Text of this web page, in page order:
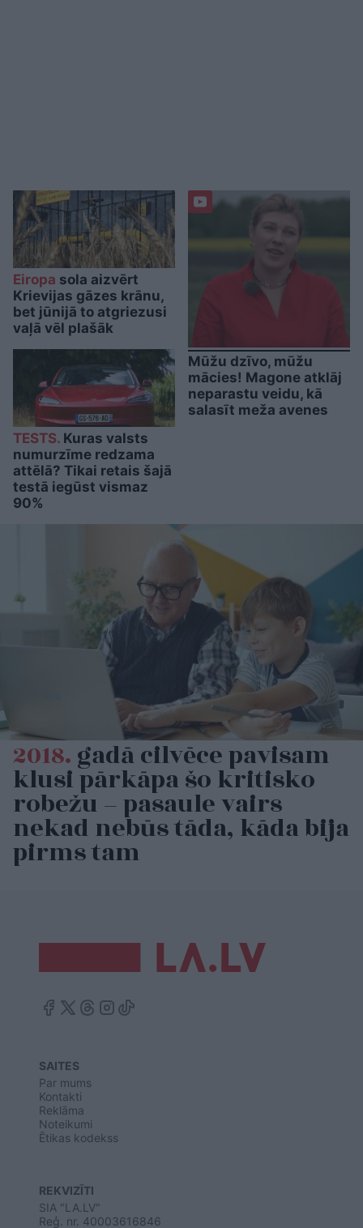
Eiropa sola aizvērt
Krievijas gāzes krānu,
bet jūnijā to atgriezusi
vaļā vēl plašāk
TESTS. Kuras valsts
numurzīme redzama
attēlā? Tikai retais šajā
testā iegūst vismaz
90%
Mūžu dzīvo, mūžu
mācies! Magone atklāj
neparastu veidu, kā
salasīt meža avenes
2018.gadā cilvēce pavisam
klusi pārkāpa šo kritisko
robežu – pasaule vairs
nekad nebūs tāda, kāda bija
pirms tam
SAITES
Par mums
Kontakti
Reklāma
Noteikumi
Ētikas kodekss
REKVIZĪTI
SIA "LA.LV"
Reģ. nr. 40003616846